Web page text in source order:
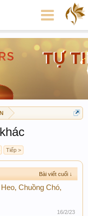
Tiếp >
Bài viết cuối ↓
Chuồng Chó,
16/2/23